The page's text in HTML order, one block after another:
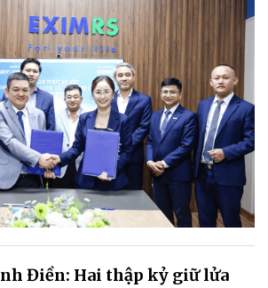
Điền: Hai thập kỷ giữ lửa